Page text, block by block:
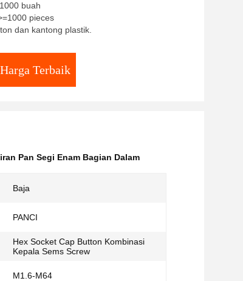
buah
pieces
dan kantong plastik.
Terbaik
Pan Segi Enam Bagian Dalam
Baja
PANCI
Hex Socket Cap Button Kombinasi
Kepala Sems Screw
M1.6-M64